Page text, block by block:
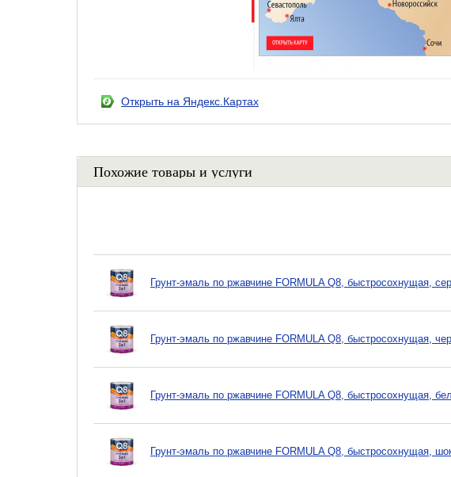
Открыть на Яндекс.Картах
Похожие товары и услуги
Грунт-эмаль по ржавчине FORMULA Q8, быстросохнущая,
Грунт-эмаль по ржавчине FORMULA Q8, быстросохнущая,
Грунт-эмаль по ржавчине FORMULA Q8, быстросохнущая,
Грунт-эмаль по ржавчине FORMULA Q8, быстросохнущая,